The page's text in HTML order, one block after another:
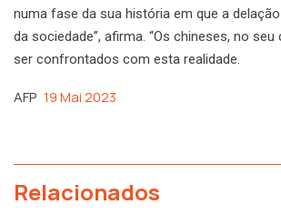
numa fase da sua história em que a
da sociedade”, afirma. “Os chineses, no
ser confrontados com esta realidade.
AFP 19 Mai 2023
Relacionados